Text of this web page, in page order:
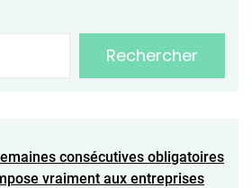
Rechercher
consécutives obligatoires
vraiment aux entreprises